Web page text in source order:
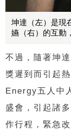
坤達（左）是現
嬿（右）的互動
不過，隨著坤
獎遲到而引起
Energy五人中
盛會，引起諸
作行程，緊急